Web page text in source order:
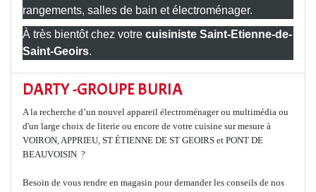
rangements, salles de bain et électroménager.
À très bientôt chez votre cuisiniste Saint-Etienne-de-
Saint-Geoirs.
DARTY -GROUPE BURIA
A la recherche d’un nouvel appareil électroménager ou multimédia ou
d'un large choix de literie ou encore de votre cuisine sur mesure à
VOIRON, APPRIEU, ST ÉTIENNE DE ST GEOIRS et PONT DE
BEAUVOISIN ?
Besoin de vous rendre en magasin pour demander les conseils de nos